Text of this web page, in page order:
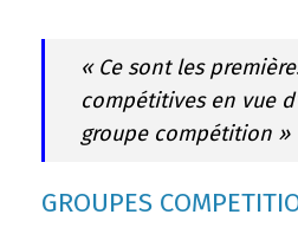
« Ce sont les
compétitives en vue
groupe compétition »
GROUPES